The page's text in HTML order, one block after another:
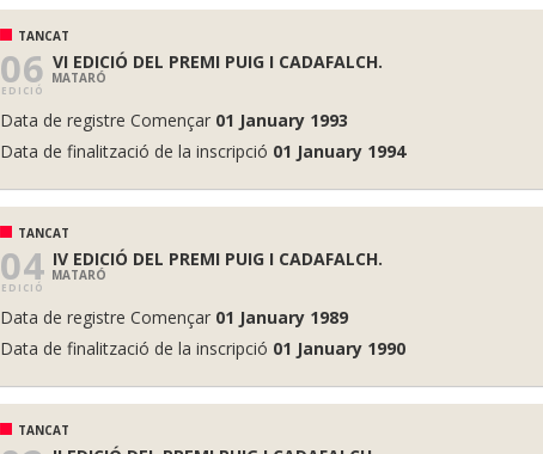
TANCAT
06
EDICIÓ
VI EDICIÓ DEL PREMI PUIG I CADAFALCH.
MATARÓ
Data de registre Començar 01 January 1993
Data de finalització de la inscripció 01 January 1994
TANCAT
04
EDICIÓ
IV EDICIÓ DEL PREMI PUIG I CADAFALCH.
MATARÓ
Data de registre Començar 01 January 1989
Data de finalització de la inscripció 01 January 1990
TANCAT